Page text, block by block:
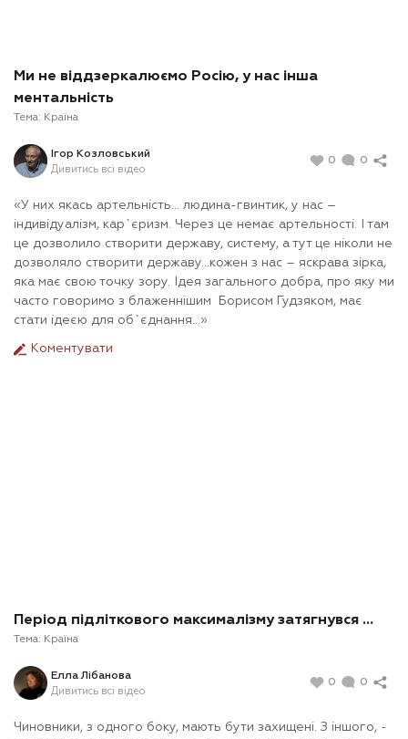
Ми не віддзеркалюємо Росію, у нас інша
ментальність
Тема: Країна
Ігор Козловський
Дивитись всі відео
0 0
«У них якась артельність… людина-гвинтик, у нас –
індивідуалізм, кар`єризм. Через це немає артельності. І там
це дозволило створити державу, систему, а тут це ніколи не
дозволяло створити державу…кожен з нас – яскрава зірка,
яка має свою точку зору. Ідея загального добра, про яку ми
часто говоримо з блаженнішим Борисом Гудзяком, має
стати ідеєю для об`єднання…»
Коментувати
Період підліткового максималізму затягнувся ...
Тема: Країна
Елла Лібанова
Дивитись всі відео
0 0
Чиновники, з одного боку, мають бути захищені. З іншого, -